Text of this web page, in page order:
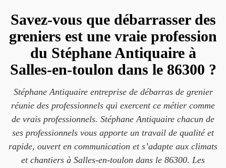
Savez-vous que débarrasser des
greniers est une vraie profession
du Stéphane Antiquaire à
Salles-en-toulon dans le 86300 ?
Stéphane Antiquaire entreprise de débarras de grenier
réunie des professionnels qui exercent ce métier comme
de vrais professionnels. Stéphane Antiquaire chacun de
ses professionnels vous apporte un travail de qualité et
rapide, ouvert en communication et s’adapte aux climats
et chantiers à Salles-en-toulon dans le 86300. Les